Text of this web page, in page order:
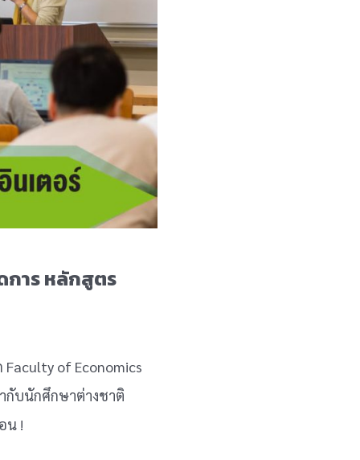
การ หลักสูตร
of Economics
กับนักศึกษาต่างชาติ
น !